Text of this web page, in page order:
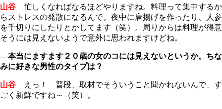
山谷 忙しくなればなるほどやりますね。料理って集中するか
らストレスの発散になるんで。夜中に唐揚げを作ったり、人参
を千切りにしたりとかしてます（笑）。周りからは料理が得意
そうには見えないようで意外に思われますけどね。
―本当にますます２０歳の女のコには見えないというか。ちな
みに好きな男性のタイプは？
山谷 えっ！ 普段、取材でそういうこと聞かれないんで、す
ごく新鮮ですね～（笑）。